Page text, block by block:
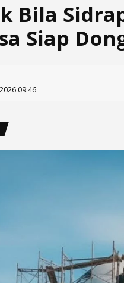
Bila
Siap
09:46